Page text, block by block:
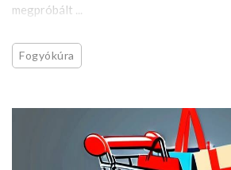
megpróbált ...
Fogyókúra